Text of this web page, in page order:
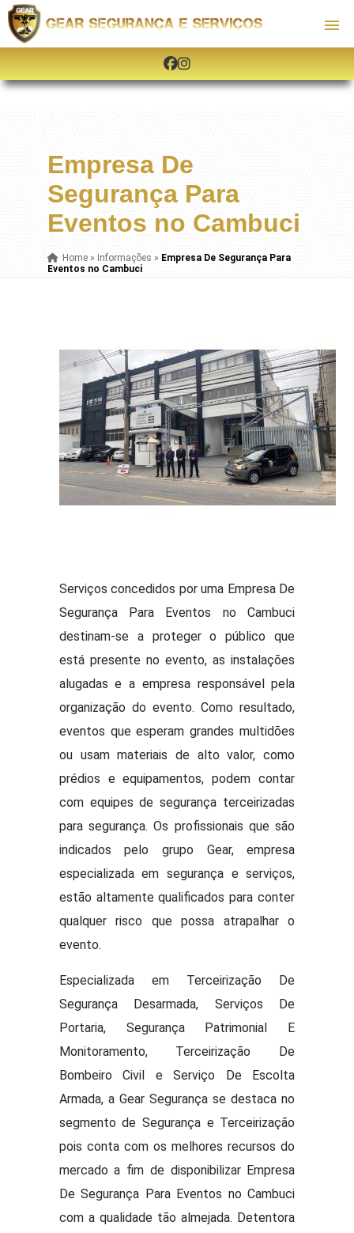
Empresa De
Segurança Para
Eventos no Cambuci
Home» Informações » Empresa De Segurança Para
Eventos no Cambuci
Serviços concedidos por uma Empresa De
Segurança Para Eventos no Cambuci
destinam-se a proteger o público que
está presente no evento, as instalações
alugadas e a empresa responsável pela
organização do evento. Como resultado,
eventos que esperam grandes multidões
ou usam materiais de alto valor, como
prédios e equipamentos, podem contar
com equipes de segurança terceirizadas
para segurança. Os profissionais que são
indicados pelo grupo Gear, empresa
especializada em segurança e serviços,
estão altamente qualificados para conter
qualquer risco que possa atrapalhar o
evento.
Especializada em Terceirização De
Segurança Desarmada, Serviços De
Portaria, Segurança Patrimonial E
Monitoramento, Terceirização De
Bombeiro Civil e Serviço De Escolta
Armada, a Gear Segurança se destaca no
segmento de Segurança e Terceirização
pois conta com os melhores recursos do
mercado a fim de disponibilizar Empresa
De Segurança Para Eventos no Cambuci
com a qualidade tão almejada. Detentora